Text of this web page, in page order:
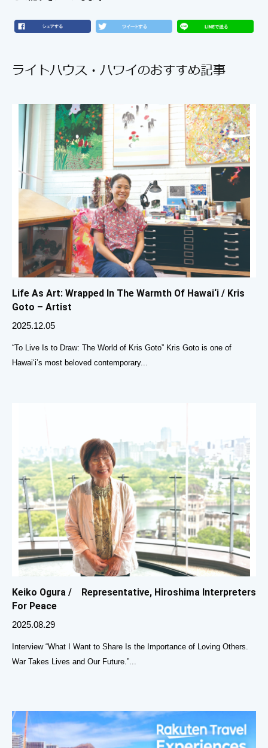
ライトハウス・ハワイのおすすめ記事
Life As Art: Wrapped In The Warmth Of Hawai‘i / Kris
Goto – Artist
2025.12.05
“To Live Is to Draw: The World of Kris Goto” Kris Goto is one of
Hawai‘i’s most beloved contemporary...
Keiko Ogura / Representative, Hiroshima Interpreters
For Peace
2025.08.29
Interview “What I Want to Share Is the Importance of Loving Others.
War Takes Lives and Our Future.”...